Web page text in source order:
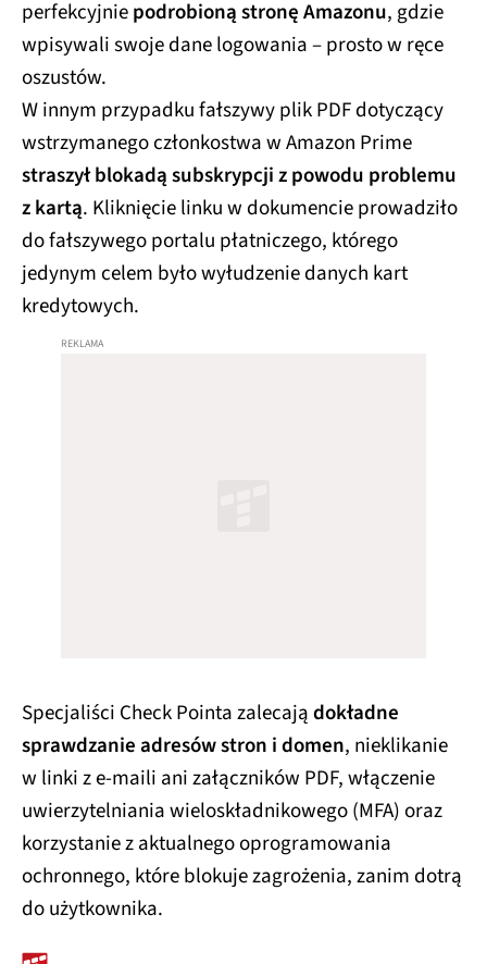
perfekcyjniepodrobioną stronę Amazonu, gdzie
wpisywali swoje dane logowania – prosto w ręce
oszustów.
W innym przypadku fałszywy plik PDF dotyczący
wstrzymanego członkostwa w Amazon Prime
straszył blokadą subskrypcji z powodu problemu
z kartą. Kliknięcie linku w dokumencie prowadziło
do fałszywego portalu płatniczego, którego
jedynym celem było wyłudzenie danych kart
kredytowych.
Specjaliści Check Pointa zalecajądokładne
sprawdzanie adresów stron i domen, nieklikanie
w linki z e-maili ani załączników PDF, włączenie
uwierzytelniania wieloskładnikowego (MFA) oraz
korzystanie z aktualnego oprogramowania
ochronnego, które blokuje zagrożenia, zanim dotrą
do użytkownika.